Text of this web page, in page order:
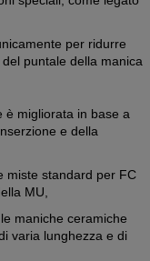
per ridurre
puntale della manica
è migliorata in base a
e della
miste standard per FC
MU,
maniche ceramiche
varia lunghezza e di